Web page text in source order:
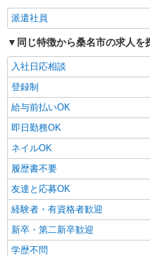
三重県桑
派遣社員
同じ特徴から桑名市の求人を
入社日応相談
登録制
給与前払いOK
即日勤務OK
ネイルOK
履歴書不要
友達と応募OK
経験者・有資格者歓迎
新卒・第二新卒歓迎
学歴不問